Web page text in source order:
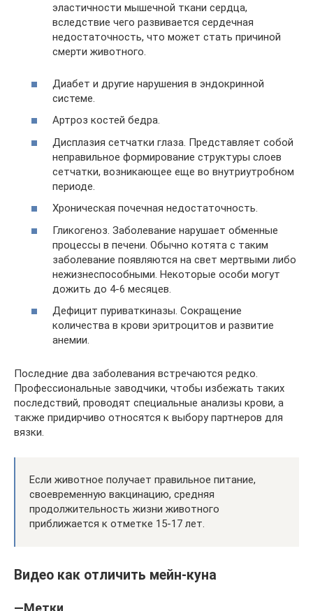
эластичности мышечной ткани сердца,
вследствие чего развивается сердечная
недостаточность, что может стать причиной
смерти животного.
Диабет и другие нарушения в эндокринной
системе.
Артроз костей бедра.
Дисплазия сетчатки глаза. Представляет собой
неправильное формирование структуры слоев
сетчатки, возникающее еще во внутриутробном
периоде.
Хроническая почечная недостаточность.
Гликогеноз. Заболевание нарушает обменные
процессы в печени. Обычно котята с таким
заболевание появляются на свет мертвыми либо
нежизнеспособными. Некоторые особи могут
дожить до 4-6 месяцев.
Дефицит пуриваткиназы. Сокращение
количества в крови эритроцитов и развитие
анемии.
Последние два заболевания встречаются редко.
Профессиональные заводчики, чтобы избежать таких
последствий, проводят специальные анализы крови, а
также придирчиво относятся к выбору партнеров для
вязки.
Если животное получает правильное питание,
своевременную вакцинацию, средняя
продолжительность жизни животного
приближается к отметке 15-17 лет.
Видео как отличить мейн-куна
—Метки